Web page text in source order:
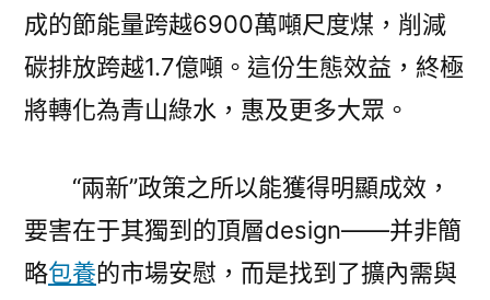
成的節能量跨越6900萬噸尺度煤，削減
碳排放跨越1.7億噸。這份生態效益，終極
將轉化為青山綠水，惠及更多大眾。
“兩新”政策之所以能獲得明顯成效，
要害在于其獨到的頂層design——并非簡
略包養的市場安慰，而是找到了擴內需與